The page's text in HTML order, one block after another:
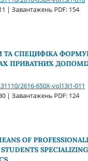
| Завантажень PDF: 154
ТА СПЕЦИФІКА
ПРИВАТНИХ
2616-650X-vol13i1-011
| Завантажень PDF: 124
OF